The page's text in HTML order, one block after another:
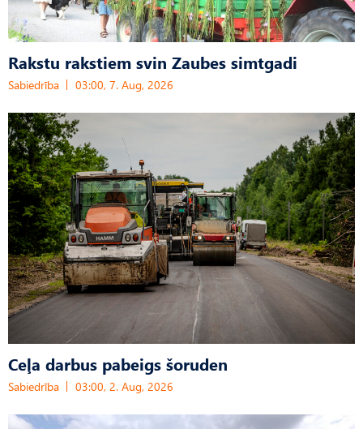
Rakstu rakstiem svin Zaubes simtgadi
Sabiedrība 03:00, 7. Aug, 2026
Ceļa darbus pabeigs šoruden
Sabiedrība 03:00, 2. Aug, 2026